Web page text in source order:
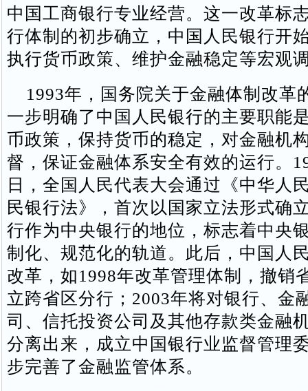
中国工商银行专业经营。这一改革标
行体制的初步确立，中国人民银行开
执行货币政策、维护金融稳定等宏观
1993年，国务院关于金融体制改革
一步明确了中国人民银行的主要职能
币政策，保持货币的稳定，对金融机
督，保证金融体系安全有效的运行。
日，全国人民代表大会通过《中华人
民银行法》，首次以国家立法形式确
行作为中央银行的地位，标志着中央
制化、规范化的轨道。此后，中国人
改革，如1998年改革管理体制，撤销
立跨省区分行；2003年将对银行、金
司、信托投资公司及其他存款类金融
分离出来，成立中国银行业监督管理
步完善了金融监管体系。